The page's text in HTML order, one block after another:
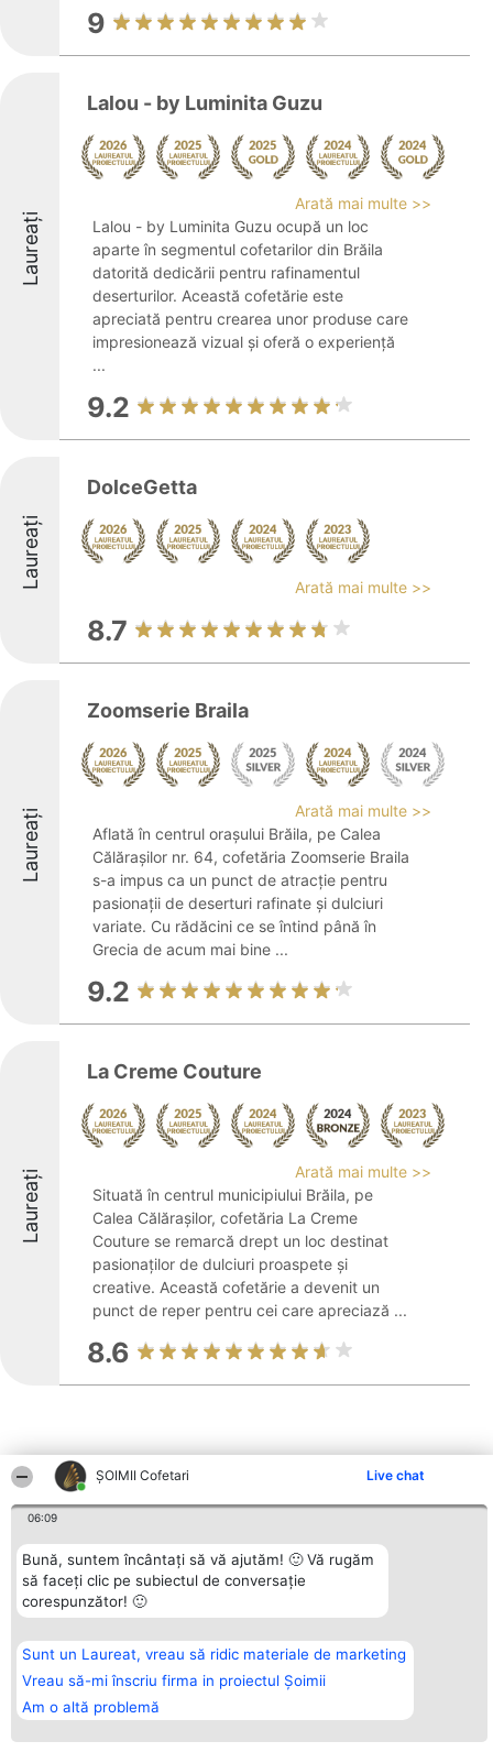
ȘOIMII Cofetari Live chat
06:09
Bună, suntem încântați să vă ajutăm! 🙂 Vă rugăm
să faceți clic pe subiectul de conversație
corespunzător! 🙂
Sunt un Laureat, vreau să ridic materiale de marketing
Vreau să-mi înscriu firma in proiectul Șoimii
Am o altă problemă
9
Laureați
Lalou - by Luminita Guzu
Arată mai multe >>
Lalou - by Luminita Guzu ocupă un loc
aparte în segmentul cofetarilor din Brăila
datorită dedicării pentru rafinamentul
deserturilor. Această cofetărie este
apreciată pentru crearea unor produse care
impresionează vizual și oferă o experiență
...
9.2
Laureați
DolceGetta
Arată mai multe >>
8.7
Laureați
Zoomserie Braila
Arată mai multe >>
Aflată în centrul orașului Brăila, pe Calea
Călărașilor nr. 64, cofetăria Zoomserie Braila
s-a impus ca un punct de atracție pentru
pasionații de deserturi rafinate și dulciuri
variate. Cu rădăcini ce se întind până în
Grecia de acum mai bine ...
9.2
Laureați
La Creme Couture
Arată mai multe >>
Situată în centrul municipiului Brăila, pe
Calea Călărașilor, cofetăria La Creme
Couture se remarcă drept un loc destinat
pasionaților de dulciuri proaspete și
creative. Această cofetărie a devenit un
punct de reper pentru cei care apreciază ...
8.6
Alte firme din zonă
Organizator Ranking
BRIGHT SOLUTIONS BR SRL
Aleea Timisul De Sus 2 Bl. A30
București
CUI 36737675
tel: +40 770 990 492
Plebiscyt
Câștigătorii
Reguli
Statut
Politica de
confidențialitate